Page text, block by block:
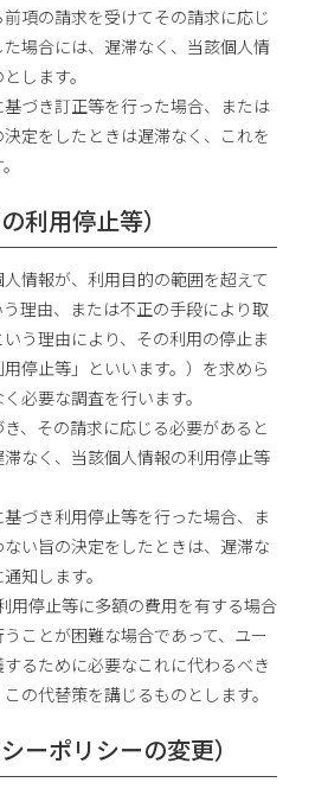
項の請求を受けてその請求に応じ
場合には、遅滞なく、当該個人情
します。
づき訂正等を行った場合、または
定をしたときは遅滞なく、これを
利用停止等）
情報が、利用目的の範囲を超えて
理由、または不正の手段により取
う理由により、その利用の停止ま
停止等」といいます。）を求めら
必要な調査を行います。
、その請求に応じる必要があると
なく、当該個人情報の利用停止等
づき利用停止等を行った場合、ま
い旨の決定をしたときは、遅滞な
知します。
用停止等に多額の費用を有する場合
ことが困難な場合であって、ユー
るために必要なこれに代わるべき
の代替策を講じるものとします。
ーポリシーの変更）